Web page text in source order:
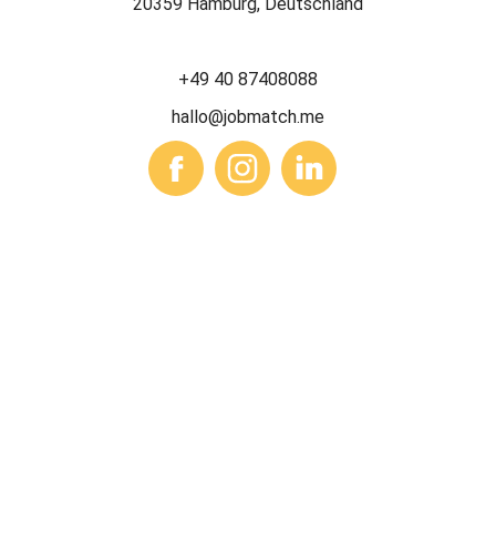
20359 Hamburg, Deutschland
+49 40 87408088
hallo@jobmatch.me